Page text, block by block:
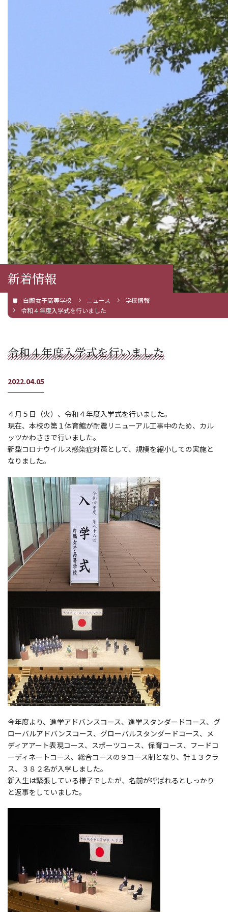
新着情報
白鵬女子高等学校 ニュース
学校情報
令和４年度入学式を行いました
令和４年度入学式を行いました
2022.04.05
４月５日（火）、令和４年度入学式を行いました。
現在、本校の第１体育館が耐震リニューアル工事中のため、カル
ッツかわさきで行いました。
新型コロナウイルス感染症対策として、規模を縮小しての実施と
なりました。
今年度より、進学アドバンスコース、進学スタンダードコース、グ
ローバルアドバンスコース、グローバルスタンダードコース、メ
ディアアート表現コース、スポーツコース、保育コース、フードコ
ーディネートコース、総合コースの９コース制となり、計１３クラ
ス、３８２名が入学しました。
新入生は緊張している様子でしたが、名前が呼ばれるとしっかり
と返事をしていました。